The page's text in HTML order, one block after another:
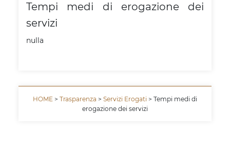
Tempi medi di erogazione dei
servizi
nulla
HOME > Trasparenza > Servizi Erogati > Tempi medi di
erogazione dei servizi